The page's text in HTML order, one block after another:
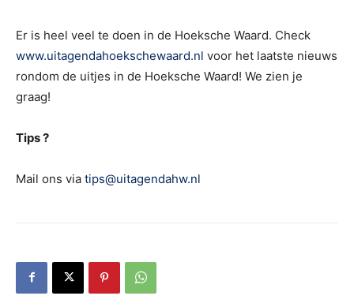
Er is heel veel te doen in de Hoeksche Waard. Check
www.uitagendahoekschewaard.nl voor het laatste nieuws
rondom de uitjes in de Hoeksche Waard! We zien je
graag!
Tips ?
Mail ons via tips@uitagendahw.nl